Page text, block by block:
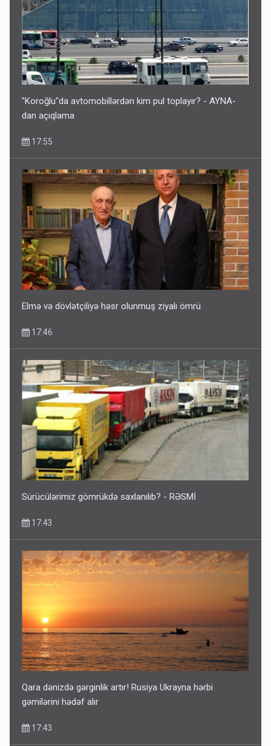
"Koroğlu"da avtomobillərdən kim pul toplayır? - AYNA-
dan açıqlama
17:55
Elmə və dövlətçiliyə həsr olunmuş ziyalı ömrü
17:46
Sürücülərimiz gömrükdə saxlanılıb? - RƏSMİ
17:43
Qara dənizdə gərginlik artır! Rusiya Ukrayna hərbi
gəmilərini hədəf alır
17:43